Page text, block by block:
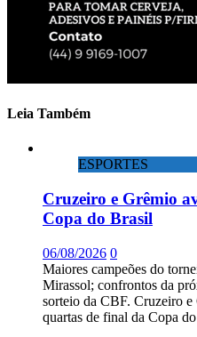
Leia Também
ESPORTES
Cruzeiro e Grêmio
Copa do Brasil
06/08/2026 0
Maiores campeões do
Mirassol; confrontos da
sorteio da CBF. Cruzeiro e
quartas de final da Copa